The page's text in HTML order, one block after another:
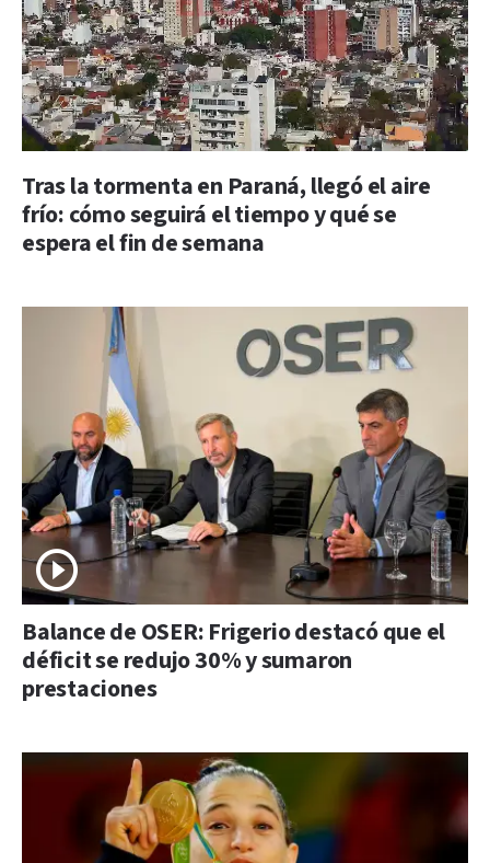
Tras la tormenta en Paraná, llegó el aire
frío: cómo seguirá el tiempo y qué se
espera el fin de semana
Balance de OSER: Frigerio destacó que el
déficit se redujo 30% y sumaron
prestaciones